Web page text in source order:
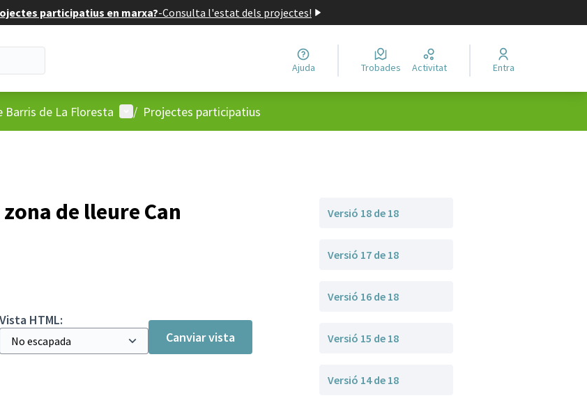
participatius en marxa?-Consulta l'estat dels projectes!
Ajuda Trobades Activitat Entra
Barris de La Floresta Menú d'usuari
/ Projectes participatius
de lleure Can
Vista HTML:
Canviar vista
Versió 18 de 18
Versió 17 de 18
Versió 16 de 18
Versió 15 de 18
Versió 14 de 18